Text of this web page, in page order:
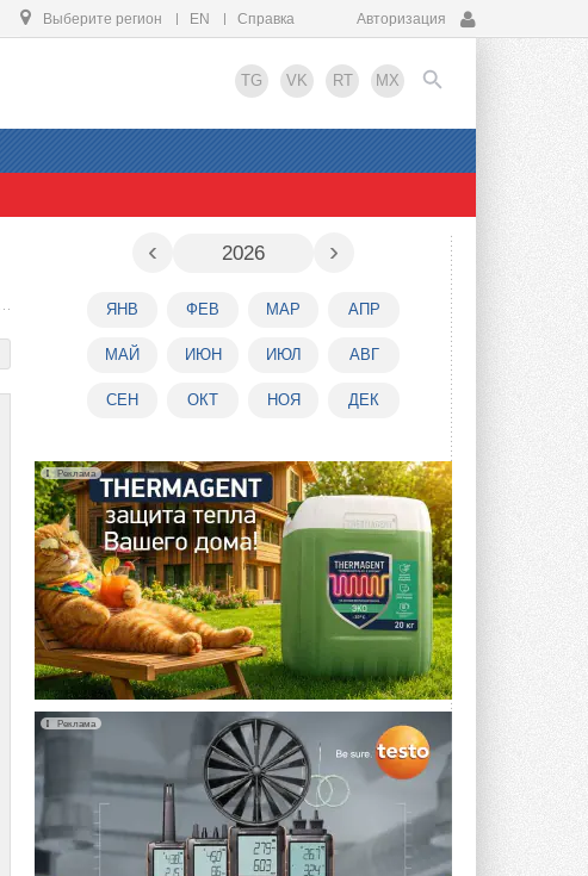
Выберите регион EN Справка Авторизация
TG VK RT MX
EN
‹ 2026 ›
ЯНВ ФЕВ МАР АПР
МАЙ ИЮН ИЮЛ АВГ
СЕН ОКТ НОЯ ДЕК
Реклама
Реклама